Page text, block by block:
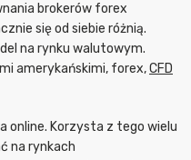
brokerów forex
się od siebie różnią.
na rynku walutowym.
amerykańskimi, forex,CFD
online. Korzysta z tego wielu
na rynkach